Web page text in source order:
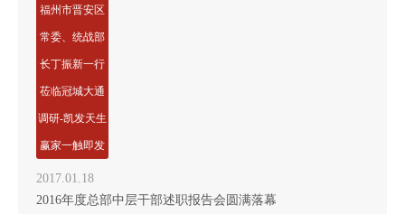
福州市晋安区
常委、统战部
长丁振新一行
莅临冠城大通
调研-凯发天生
赢家一触即发
2017.01.18
2016年度总部中层干部述职报告会圆满落幕